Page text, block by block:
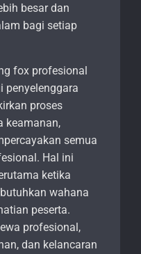
besar dan
bagi setiap
fox profesional
penyelenggara
proses
keamanan,
semua
Hal ini
ketika
wahana
peserta.
profesional,
dan kelancaran